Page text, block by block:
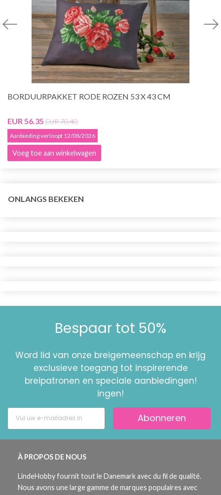
BORDUURPAKKET RODE ROZEN 53 X 43 CM
EUR 56.35 EUR 70.40
Aanbieding verloopt 12/08/2026
Voeg toe aan winkelwagen
ONLANGS BEKEKEN
Bespaar tot 50%
Word lid van onze breigemeenschap en krijg
exclusieve toegang tot inspirerende
breipatronen en speciale aanbiedingen!
ingen!
Abonneren
À PROPOS DE NOUS
LindeHobby fournit tout le Danemark avec du fil de qualité.
Nous avons une large gamme de marques populaires avec